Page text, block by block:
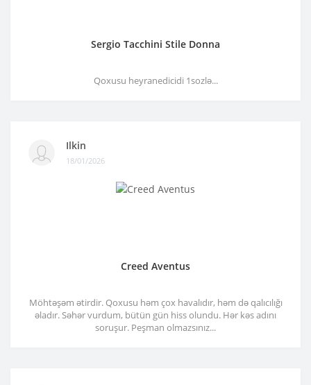
Sergio Tacchini Stile Donna
Qoxusu heyranedicidi 1sozlə...
Ilkin
18/01/2026
Creed Aventus
Möhtəşəm ətirdir. Qoxusu həm çox havalıdır, həm də qalıcılığı
əladır. Səhər vurdum, bütün gün hiss olundu. Hər kəs adını
soruşur. Peşman olmazsınız...